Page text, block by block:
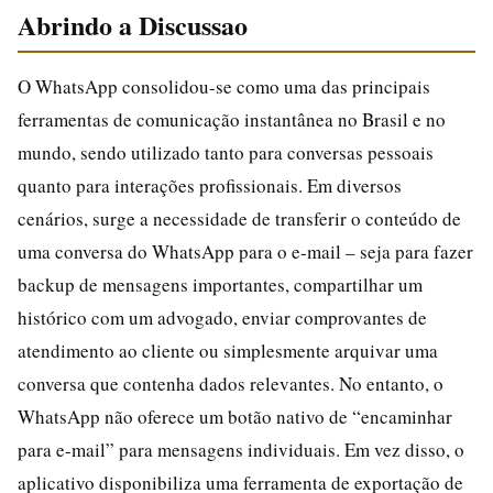
Abrindo a Discussao
O WhatsApp consolidou-se como uma das principais
ferramentas de comunicação instantânea no Brasil e no
mundo, sendo utilizado tanto para conversas pessoais
quanto para interações profissionais. Em diversos
cenários, surge a necessidade de transferir o conteúdo de
uma conversa do WhatsApp para o e-mail – seja para fazer
backup de mensagens importantes, compartilhar um
histórico com um advogado, enviar comprovantes de
atendimento ao cliente ou simplesmente arquivar uma
conversa que contenha dados relevantes. No entanto, o
WhatsApp não oferece um botão nativo de “encaminhar
para e-mail” para mensagens individuais. Em vez disso, o
aplicativo disponibiliza uma ferramenta de exportação de